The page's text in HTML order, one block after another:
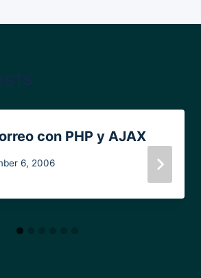
con PHP y AJAX
6, 2006